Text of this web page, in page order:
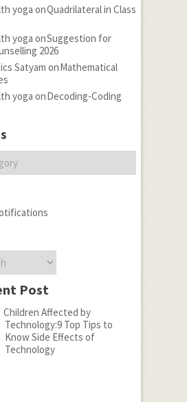
yoga onQuadrilateral in Class
yoga onSuggestion for
2026
Satyam onMathematical
yoga onDecoding-Coding
Post
Children Affected by
Technology:9 Top Tips to
Know Side Effects of
Technology